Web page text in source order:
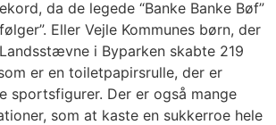
da de legede “Banke Banke Bøf”
Eller Vejle Kommunes børn, der
i Byparken skabte 219
er en toiletpapirsrulle, der er
sportsfigurer. Der er også mange
som at kaste en sukkerroe hele